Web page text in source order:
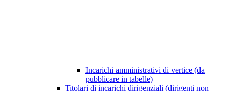
Incarichi amministrativi di vertice (da
pubblicare in tabelle)
Titolari di incarichi dirigenziali (dirigenti non